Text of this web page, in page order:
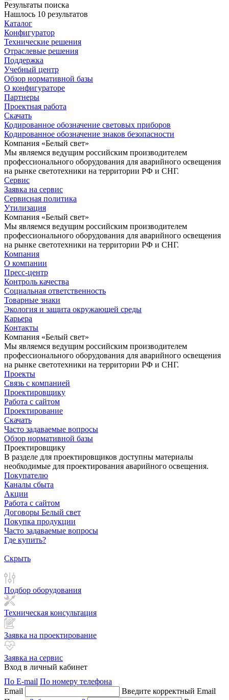
Результаты поиска
Нашлось 10 результатов
Каталог
Конфигуратор
Технические решения
Отраслевые решения
Поддержка
Учебный центр
Обзор нормативной базы
О конфигураторе
Партнеры
Проектная работа
Скачать
Кодированное обозначение световых приборов
Кодированное обозначение знаков безопасности
Компания «Белый свет»
Мы являемся ведущим российским производителем
профессионального оборудования для аварийного освещения
на рынке светотехники на территории РФ и СНГ.
Сервис
Заявка на сервис
Сервисная политика
Утилизация
Компания «Белый свет»
Мы являемся ведущим российским производителем
профессионального оборудования для аварийного освещения
на рынке светотехники на территории РФ и СНГ.
Компания
О компании
Пресс-центр
Контроль качества
Социальная ответственность
Товарные знаки
Экология и защита окружающей среды
Карьера
Контакты
Компания «Белый свет»
Мы являемся ведущим российским производителем
профессионального оборудования для аварийного освещения
на рынке светотехники на территории РФ и СНГ.
Проекты
Связь с компанией
Проектировщику
Работа с сайтом
Проектирование
Скачать
Часто задаваемые вопросы
Обзор нормативной базы
Проектировщику
В разделе для проектировщиков доступны материалы
необходимые для проектирования аварийного освещения.
Покупателю
Каналы сбыта
Акции
Работа с сайтом
Договоры Белый свет
Покупка продукции
Часто задаваемые вопросы
Где купить?
Скрыть
Подбор оборудования
Техническая консультация
Заявка на проектирование
Заявка на сервис
Вход в личный кабинет
По E-mail По номеру телефона
Email
Введите корректный Email